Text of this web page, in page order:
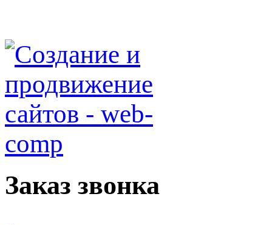
Заказ звонка